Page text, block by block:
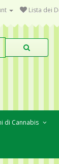
Lista dei
di Cannabis